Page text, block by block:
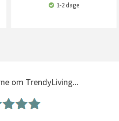
1-2 dage
om TrendyLiving...